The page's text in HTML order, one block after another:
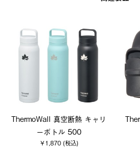
ThermoWall 真空断熱 キャリ
ーボトル 500
￥1,870 (税込)